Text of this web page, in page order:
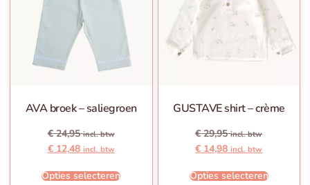
AVA broek – saliegroen
€24,95 incl. btw
€12,48 incl. btw
Opties selecteren
GUSTAVE shirt – crème
€29,95 incl. btw
€ 14,98 incl. btw
Opties selecteren